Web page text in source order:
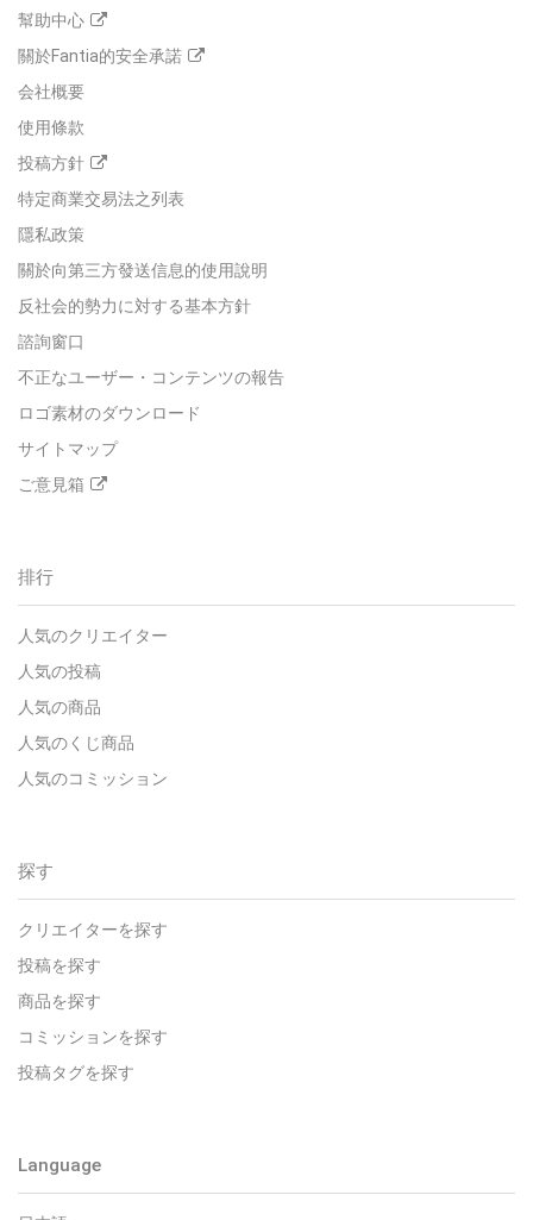
幫助中心
關於Fantia的安全承諾
会社概要
使用條款
投稿方針
特定商業交易法之列表
隱私政策
關於向第三方發送信息的使用說明
反社会的勢力に対する基本方針
諮詢窗口
不正なユーザー・コンテンツの報告
ロゴ素材のダウンロード
サイトマップ
ご意見箱
排行
人気のクリエイター
人気の投稿
人気の商品
人気のくじ商品
人気のコミッション
探す
クリエイターを探す
投稿を探す
商品を探す
コミッションを探す
投稿タグを探す
Language